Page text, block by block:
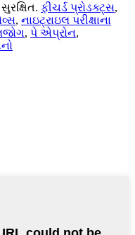
ફીચર્ડ પ્રોડક્ટ્સ,
, નાઇટ્રાઇલ પરીક્ષાના
, પે એપ્રોન,